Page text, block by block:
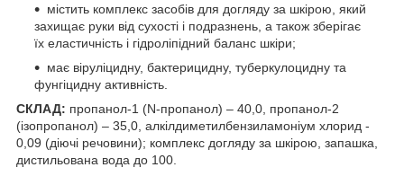
містить комплекс засобів для догляду за шкірою, який
захищає руки від сухості і подразнень, а також зберігає
їх еластичність і гідроліпідний баланс шкіри;
має віруліцидну, бактерицидну, туберкулоцидну та
фунгіцидну активність.
СКЛАД: пропанол-1 (N-пропанол) – 40,0, пропанол-2
(ізопропанол) – 35,0, алкілдиметилбензиламоніум хлорид -
0,09 (діючі речовини); комплекс догляду за шкірою, запашка,
дистильована вода до 100.